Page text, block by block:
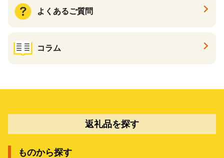
よくあるご質問
コラム
返礼品を探す
ものから探す